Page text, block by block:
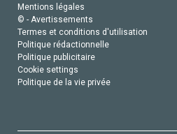
Mentions légales
© - Avertissements
Termes et conditions d'utilisation
Politique rédactionnelle
Politique publicitaire
Cookie settings
Politique de la vie privée